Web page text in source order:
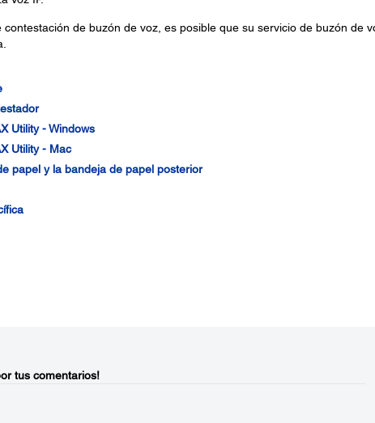
de buzón de voz, es posible que su servicio de buzón de
Utility - Windows
Utility - Mac
papel y la bandeja de papel posterior
tus comentarios!